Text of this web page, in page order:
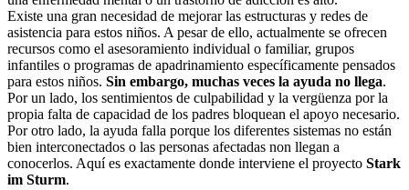
Existe una gran necesidad de mejorar las estructuras y redes de
asistencia para estos niños. A pesar de ello, actualmente se ofrecen
recursos como el asesoramiento individual o familiar, grupos
infantiles o programas de apadrinamiento específicamente pensados
para estos niños. Sin embargo, muchas veces la ayuda no llega.
Por un lado, los sentimientos de culpabilidad y la vergüenza por la
propia falta de capacidad de los padres bloquean el apoyo necesario.
Por otro lado, la ayuda falla porque los diferentes sistemas no están
bien interconectados o las personas afectadas non llegan a
conocerlos. Aquí es exactamente donde interviene el proyecto Stark
im Sturm.